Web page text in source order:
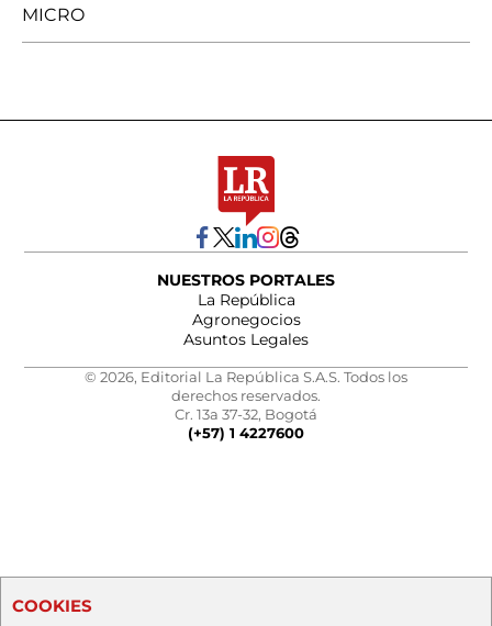
MICRO
NUESTROS PORTALES
La República
Agronegocios
Asuntos Legales
© 2026, Editorial La República S.A.S. Todos los
derechos reservados.
Cr. 13a 37-32, Bogotá
(+57) 1 4227600
COOKIES